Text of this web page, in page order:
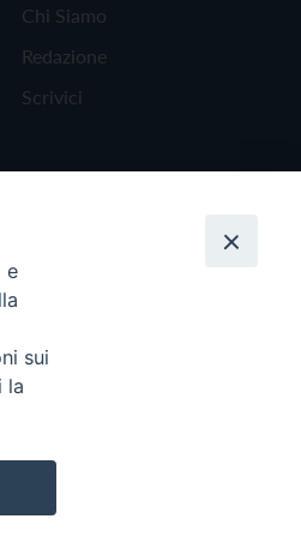
Chi Siamo
Redazione
Scrivici
e
sui
la